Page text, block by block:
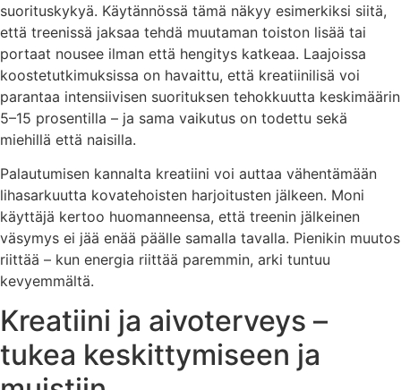
suorituskykyä. Käytännössä tämä näkyy esimerkiksi siitä,
että treenissä jaksaa tehdä muutaman toiston lisää tai
portaat nousee ilman että hengitys katkeaa. Laajoissa
koostetutkimuksissa on havaittu, että kreatiinilisä voi
parantaa intensiivisen suorituksen tehokkuutta keskimäärin
5–15 prosentilla – ja sama vaikutus on todettu sekä
miehillä että naisilla.
Palautumisen kannalta kreatiini voi auttaa vähentämään
lihasarkuutta kovatehoisten harjoitusten jälkeen. Moni
käyttäjä kertoo huomanneensa, että treenin jälkeinen
väsymys ei jää enää päälle samalla tavalla. Pienikin muutos
riittää – kun energia riittää paremmin, arki tuntuu
kevyemmältä.
Kreatiini ja aivoterveys –
tukea keskittymiseen ja